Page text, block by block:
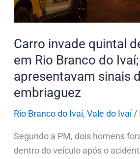
Carro invade quintal
em Rio Branco do
apresentavam sinais
embriaguez
Rio Branco do Ivaí, Vale do Ivaí/
Segundo a PM, dois homens
dentro do veículo após o
Rio
Branco
Ivaí;
ocupantes
apresentavam
sinais
embriaguez